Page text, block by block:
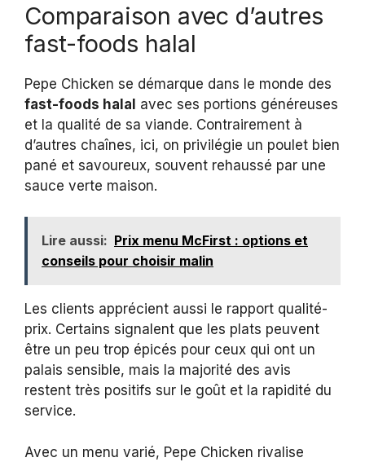
Comparaison avec d’autres
fast-foods halal
Pepe Chicken se démarque dans le monde des
fast-foods halal avec ses portions généreuses
et la qualité de sa viande. Contrairement à
d’autres chaînes, ici, on privilégie un poulet bien
pané et savoureux, souvent rehaussé par une
sauce verte maison.
Lire aussi: Prix menu McFirst : options et
conseils pour choisir malin
Les clients apprécient aussi le rapport qualité-
prix. Certains signalent que les plats peuvent
être un peu trop épicés pour ceux qui ont un
palais sensible, mais la majorité des avis
restent très positifs sur le goût et la rapidité du
service.
Avec un menu varié, Pepe Chicken rivalise